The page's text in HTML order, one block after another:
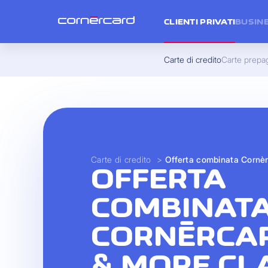
Carte di credito > Offerta combinata
OFFERTA
CLIENTI PRIVATI
Carte di creditoCarte